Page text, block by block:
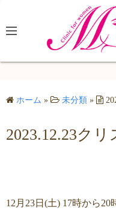
テ
ス
ッ
ホーム » 未分類 »
2023.12.23ク
12月23日(土) 17時から20